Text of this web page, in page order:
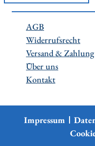
AGB
Widerrufsrecht
Versand & Zahlung
Über uns
Kontakt
Impressum